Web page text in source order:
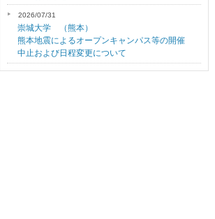
2026/07/31
崇城大学 （熊本）
熊本地震によるオープンキャンパス等の開催
中止および日程変更について